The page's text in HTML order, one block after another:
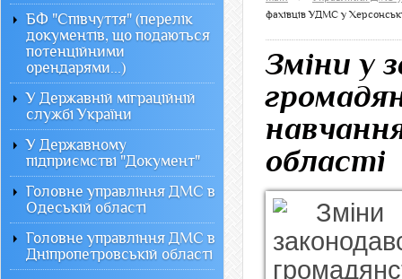
фахівців УДМС у
Зміни у
області
БФ "Співчуття" (перелік
документів, що подаються
потенційними
орендарями...)
У Державній міграційній
службі України
У Державному
підприємстві "Документ"
Головне управління ДМС в
Одеській області
Головне управління ДМС в
Дніпропетровській області